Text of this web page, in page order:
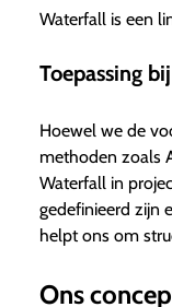
Waterfall is een
Toepassing
Hoewel we de
methoden zoals
Waterfall in
gedefinieerd zijn
helpt ons om
Ons